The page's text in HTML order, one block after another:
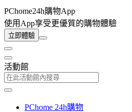
PChome24h購物App
使用App享受更優質的購物體驗
立即體驗
活動館
PChome 24h購物